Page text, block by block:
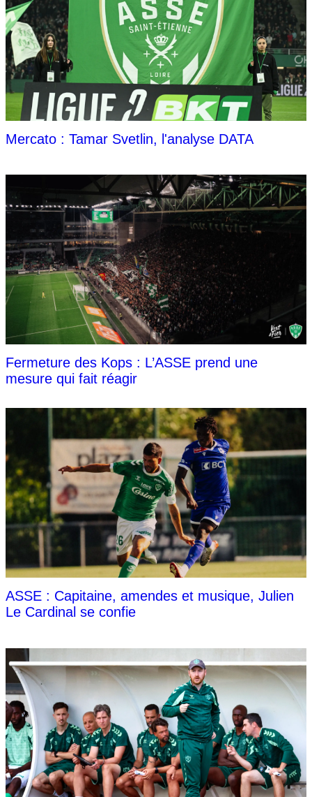
Mercato : Tamar Svetlin, l'analyse DATA
Fermeture des Kops : L’ASSE prend une
mesure qui fait réagir
ASSE : Capitaine, amendes et musique, Julien
Le Cardinal se confie